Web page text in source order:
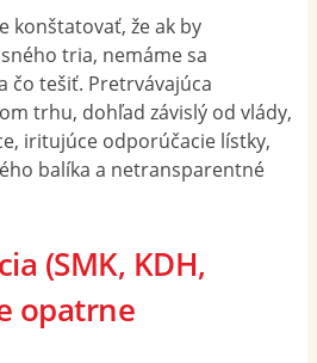
konštatovať, že ak by
tria, nemáme sa
čo tešiť. Pretrvávajúca
trhu, dohľad závislý od vlády,
iritujúce odporúčacie lístky,
balíka a netransparentné
(SMK, KDH,
opatrne